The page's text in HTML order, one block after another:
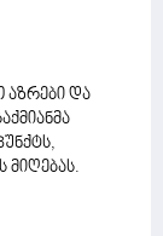
აზრები და
მიღებას.